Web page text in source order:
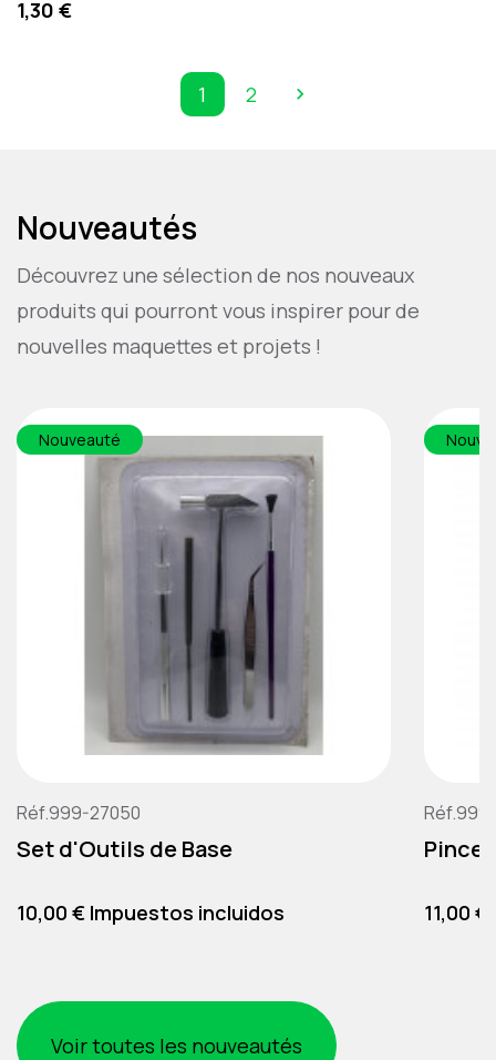
Precio
1,30 €
1 2 
Nouveautés
Découvrez une sélection de nos nouveaux
produits qui pourront vous inspirer pour de
nouvelles maquettes et projets !
Réf.999-27050
Set d'Outils de Base
Precio
10,00 € Impuestos incluidos
Nouveauté
Pince
Precio
11,00
Voir toutes les nouveautés